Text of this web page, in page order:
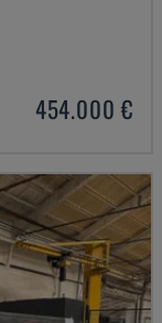
454.000 €